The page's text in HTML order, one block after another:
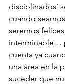
disciplinados’
cuando
seremos
interminable…
cuenta ya
una área en la
suceder que